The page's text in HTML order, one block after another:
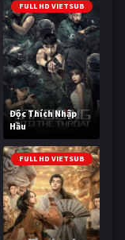
FULL HD VIETSUB
Độc Thích Nhập
Hầu
FULL HD VIETSUB